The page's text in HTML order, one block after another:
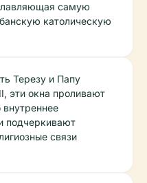
самую
католическую
Терезу и Папу
эти окна проливают
внутреннее
подчеркивают
связи